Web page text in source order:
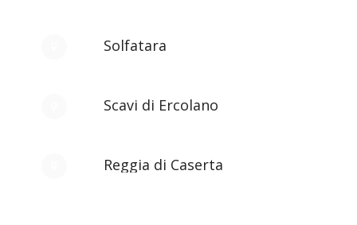
Solfatara
Scavi di Ercolano
Reggia di Caserta